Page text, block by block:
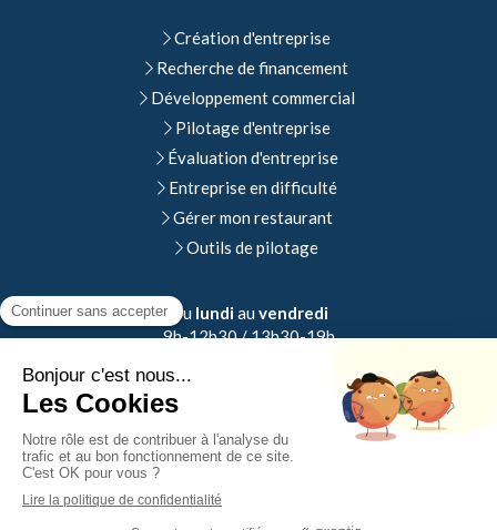
Création d'entreprise
Recherche de financement
Développement commercial
Pilotage d'entreprise
Évaluation d'entreprise
Entreprise en difficulté
Gérer mon restaurant
Outils de pilotage
Du lundiau vendredi
9h-12h30 / 13h30-19h
Plan du site
Mentions légales